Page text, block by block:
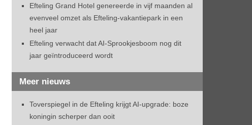
Efteling Grand Hotel genereerde in vijf maanden al
evenveel omzet als Efteling-vakantiepark in een
heel jaar
Efteling verwacht dat AI-Sprookjesboom nog dit
jaar geïntroduceerd wordt
Meer nieuws
Toverspiegel in de Efteling krijgt AI-upgrade: boze
koningin scherper dan ooit